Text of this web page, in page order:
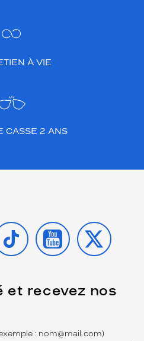
À VIE
CASSE 2 ANS
YOUTUBE
X
et recevez nos
: nom@mail.com)